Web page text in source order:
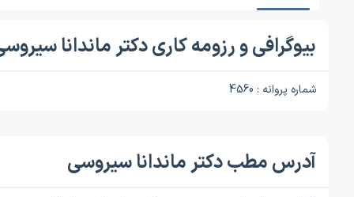
بیوگرافی و رزومه کاری دکتر ماندانا
شماره پروانه : 4560
آدرس مطب دکتر ماندانا سیروسی